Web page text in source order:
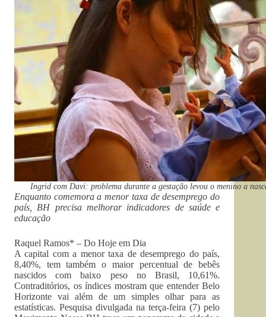
Ingrid com Davi: problema durante a gestação levou o menino a
Enquanto comemora a menor taxa de desemprego do
país, BH precisa melhorar indicadores de saúde e
educação
Raquel Ramos* – Do Hoje em Dia
A capital com a menor taxa de desemprego do país,
8,40%, tem também o maior percentual de bebês
nascidos com baixo peso no Brasil, 10,61%.
Contraditórios, os índices mostram que entender Belo
Horizonte vai além de um simples olhar para as
estatísticas. Pesquisa divulgada na terça-feira (7) pelo